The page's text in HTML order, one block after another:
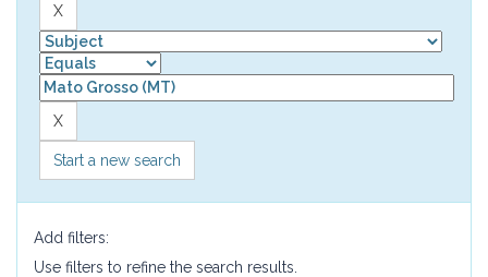
Start a new search
Add filters:
Use filters to refine the search results.